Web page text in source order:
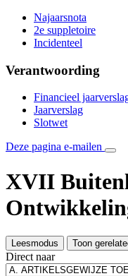
Najaarsnota
2e suppletoire
Incidenteel
Verantwoording
Financieel
Jaarverslag
Slotwet
Deze pagina e-mailen
XVII
Leesmodus Toon
Direct naar